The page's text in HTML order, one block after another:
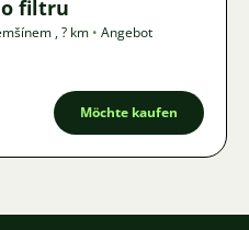
filtru
,? km • Angebot
Möchte kaufen